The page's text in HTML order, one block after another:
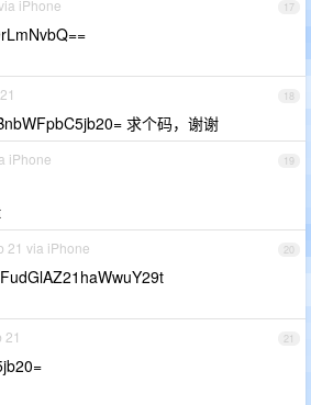
17
iPhone
18
求个码，谢谢
19
iPhone
20
21 via iPhone
21
21